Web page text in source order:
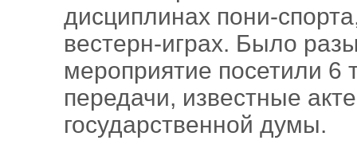
дисциплинах пони-
вестерн-играх. Было
мероприятие посетили 6
передачи, известные
государственной думы.